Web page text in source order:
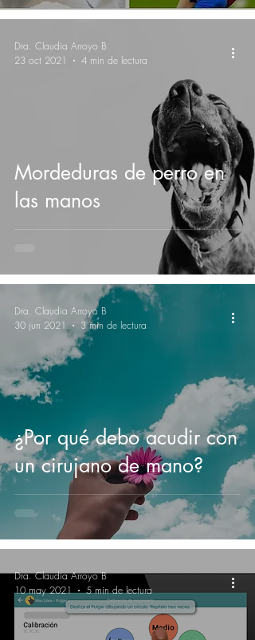
Mordeduras de perro en
las manos
Dra. Claudia Arroyo B
23 oct 2021
4 min de lectura
¿Por qué debo acudir con
un cirujano de mano?
Dra. Claudia Arroyo B
30 jun 2021
3 min de lectura
Dra. Claudia Arroyo B
10 may 2021
5 min de lectura